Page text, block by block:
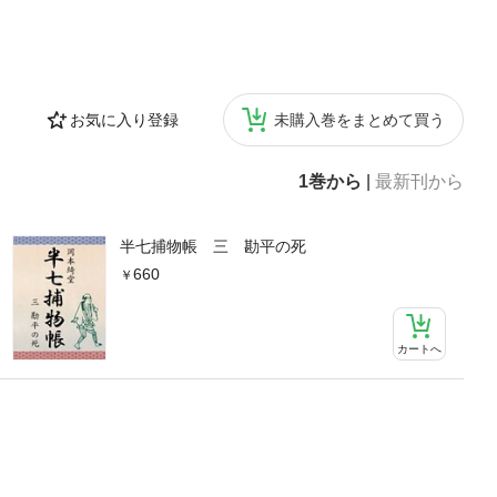
お気に入り登録 未購入巻をまとめて買う
1巻から 最新刊から
半七捕物帳 三 勘平の死
660
カートへ